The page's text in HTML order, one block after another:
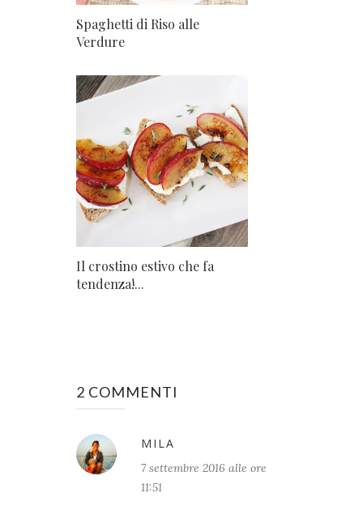
Spaghetti di Riso alle
Verdure
Il crostino estivo che fa
tendenza!...
2 COMMENTI
MILA
7 settembre 2016 alle ore
11:51